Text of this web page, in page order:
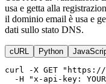
usa e getta alla
il dominio email è usa e
dati sullo stato DNS.
cURL Python
curl -X GET
-H "x-api-key: